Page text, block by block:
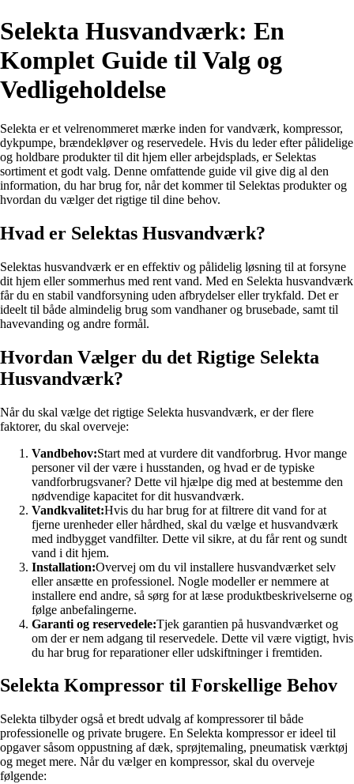
Selekta Husvandværk: En
Komplet Guide til Valg og
Vedligeholdelse
Selekta er et velrenommeret mærke inden for vandværk, kompressor,
dykpumpe, brændekløver og reservedele. Hvis du leder efter pålidelige
og holdbare produkter til dit hjem eller arbejdsplads, er Selektas
sortiment et godt valg. Denne omfattende guide vil give dig al den
information, du har brug for, når det kommer til Selektas produkter og
hvordan du vælger det rigtige til dine behov.
Hvad er Selektas Husvandværk?
Selektas husvandværk er en effektiv og pålidelig løsning til at forsyne
dit hjem eller sommerhus med rent vand. Med en Selekta husvandværk
får du en stabil vandforsyning uden afbrydelser eller trykfald. Det er
ideelt til både almindelig brug som vandhaner og brusebade, samt til
havevanding og andre formål.
Hvordan Vælger du det Rigtige Selekta
Husvandværk?
Når du skal vælge det rigtige Selekta husvandværk, er der flere
faktorer, du skal overveje:
Vandbehov:Start med at vurdere dit vandforbrug. Hvor mange
personer vil der være i husstanden, og hvad er de typiske
vandforbrugsvaner? Dette vil hjælpe dig med at bestemme den
nødvendige kapacitet for dit husvandværk.
Vandkvalitet:Hvis du har brug for at filtrere dit vand for at
fjerne urenheder eller hårdhed, skal du vælge et husvandværk
med indbygget vandfilter. Dette vil sikre, at du får rent og sundt
vand i dit hjem.
Installation:Overvej om du vil installere husvandværket selv
eller ansætte en professionel. Nogle modeller er nemmere at
installere end andre, så sørg for at læse produktbeskrivelserne og
følge anbefalingerne.
Garanti og reservedele:Tjek garantien på husvandværket og
om der er nem adgang til reservedele. Dette vil være vigtigt, hvis
du har brug for reparationer eller udskiftninger i fremtiden.
Selekta Kompressor til Forskellige Behov
Selekta tilbyder også et bredt udvalg af kompressorer til både
professionelle og private brugere. En Selekta kompressor er ideel til
opgaver såsom oppustning af dæk, sprøjtemaling, pneumatisk værktøj
og meget mere. Når du vælger en kompressor, skal du overveje
følgende: